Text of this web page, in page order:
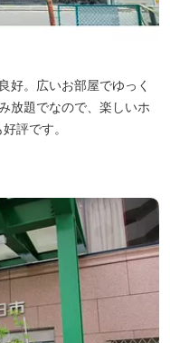
好。広いお部屋でゆっく
放題でなので、楽しいホ
評です。